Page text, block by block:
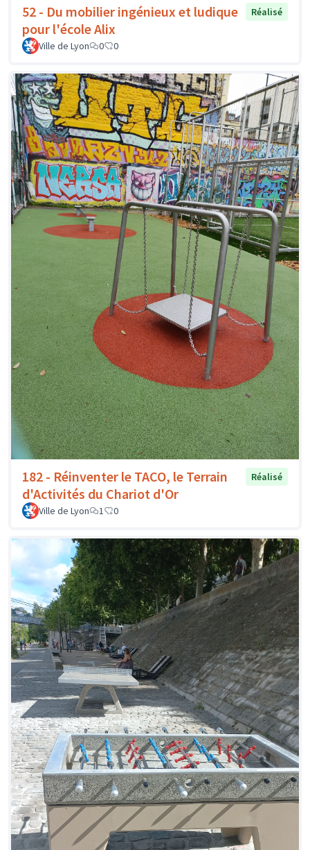
52 - Du mobilier ingénieux et ludique
pour l'école Alix
Réalisé
Ville de Lyon 0 0
182 - Réinventer le TACO, le Terrain
d'Activités du Chariot d'Or
Réalisé
Ville de Lyon 1 0